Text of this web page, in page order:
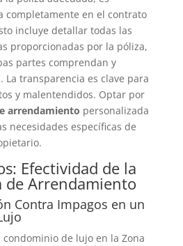
completamente en el contrato
incluye detallar todas las
proporcionadas por la póliza,
partes comprendan y
La transparencia es clave para
y malentendidos. Optar por
arrendamiento personalizada
necesidades específicas de
Efectividad de la
de Arrendamiento
Contra Impagos en un
de lujo en la Zona